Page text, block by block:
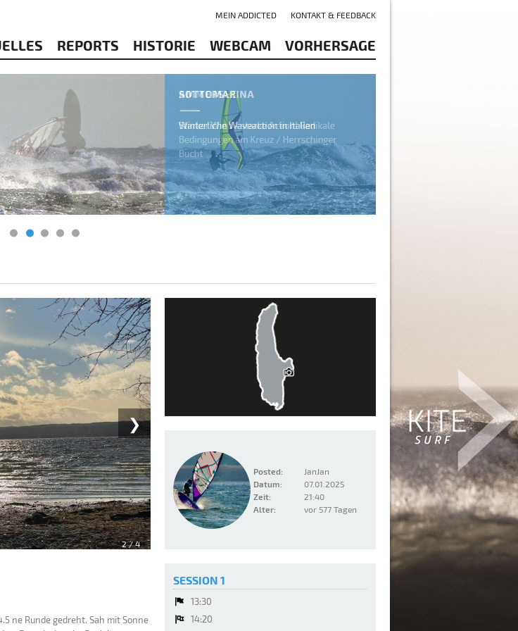
REPORTS HISTORIE WEBCAM VORHERSAGE
MEIN ADDICTED KONTAKT & FEEDBACK
❯
2/ 4
Posted:
JanJan
Datum:
07.01.2025
Zeit:
21:40
Alter:
vor 577 Tagen
ne Runde gedreht. Sah mit Sonne
SESSION 1
13:30
14:20